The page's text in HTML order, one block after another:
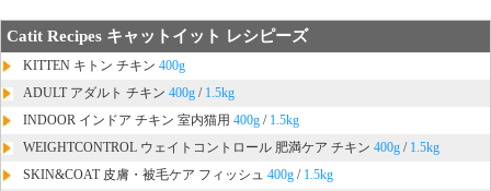
Catit Recipes キャットイット レシピーズ
KITTEN キトン チキン 400g
ADULT アダルト チキン 400g / 1.5kg
INDOOR インドア チキン 室内猫用 400g / 1.5kg
WEIGHTCONTROL ウェイトコントロール 肥満ケア チキン 400g / 1.5kg
SKIN&COAT 皮膚・被毛ケア フィッシュ 400g / 1.5kg